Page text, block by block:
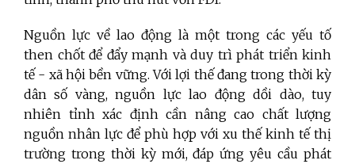
Nguồn lực về lao động là một trong các yếu tố
then chốt để đẩy mạnh và duy trì phát triển kinh
tế - xã hội bền vững. Với lợi thế đang trong thời kỳ
dân số vàng, nguồn lực lao động dồi dào, tuy
nhiên tỉnh xác định cần nâng cao chất lượng
nguồn nhân lực để phù hợp với xu thế kinh tế thị
trường trong thời kỳ mới, đáp ứng yêu cầu phát